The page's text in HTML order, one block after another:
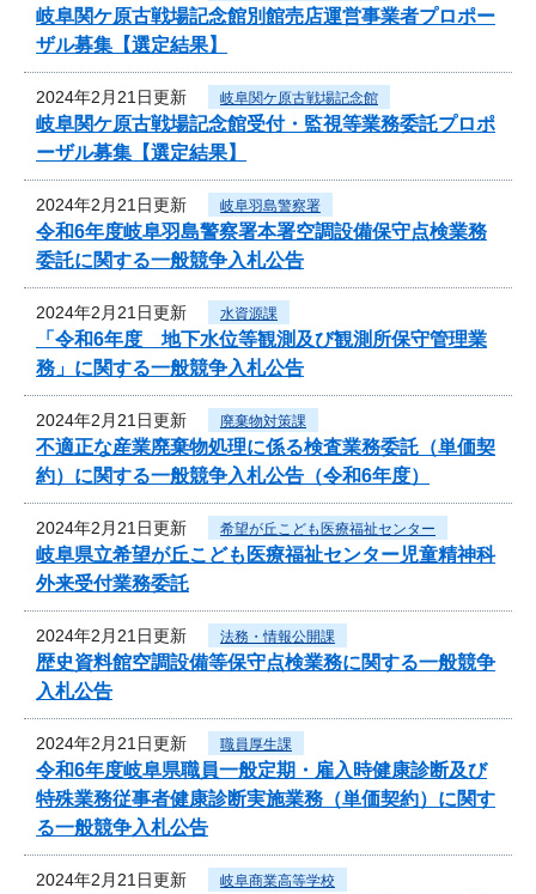
岐阜関ケ原古戦場記念館別館売店運営事業者プロポー
ザル募集【選定結果】
2024年2月21日更新 岐阜関ケ原古戦場記念館
岐阜関ケ原古戦場記念館受付・監視等業務委託プロポ
ーザル募集【選定結果】
2024年2月21日更新 岐阜羽島警察署
令和6年度岐阜羽島警察署本署空調設備保守点検業務
委託に関する一般競争入札公告
2024年2月21日更新 水資源課
「令和6年度 地下水位等観測及び観測所保守管理業
務」に関する一般競争入札公告
2024年2月21日更新 廃棄物対策課
不適正な産業廃棄物処理に係る検査業務委託（単価契
約）に関する一般競争入札公告（令和6年度）
2024年2月21日更新 希望が丘こども医療福祉センター
岐阜県立希望が丘こども医療福祉センター児童精神科
外来受付業務委託
2024年2月21日更新 法務・情報公開課
歴史資料館空調設備等保守点検業務に関する一般競争
入札公告
2024年2月21日更新 職員厚生課
令和6年度岐阜県職員一般定期・雇入時健康診断及び
特殊業務従事者健康診断実施業務（単価契約）に関す
る一般競争入札公告
2024年2月21日更新 岐阜商業高等学校